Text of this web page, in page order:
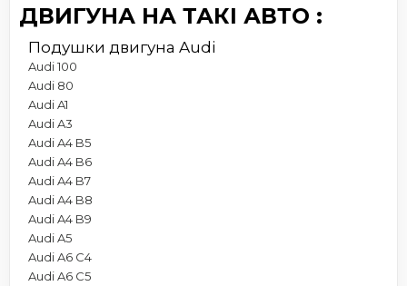
ДВИГУНА НА ТАКІ АВТО :
Подушки двигуна Audi
Audi 100
Audi 80
Audi A1
Audi A3
Audi A4 B5
Audi A4 B6
Audi A4 B7
Audi A4 B8
Audi A4 B9
Audi A5
Audi A6 C4
Audi A6 C5